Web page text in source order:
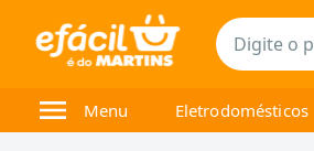
Menu Eletrodomésticos